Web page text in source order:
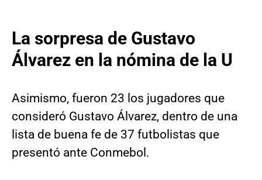
La sorpresa de Gustavo
Álvarez en la nómina de la U
Asimismo, fueron 23 los jugadores que
consideró Gustavo Álvarez, dentro de una
lista de buena fe de 37 futbolistas que
presentó ante Conmebol.